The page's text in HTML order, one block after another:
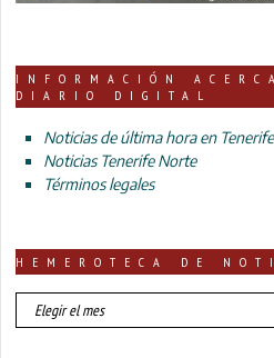
INFORMACIÓN
DIARIO DIGITAL
Noticias de última hora en
Noticias Tenerife Norte
Términos legales
HEMEROTECA DE
HEMEROTECA
DE